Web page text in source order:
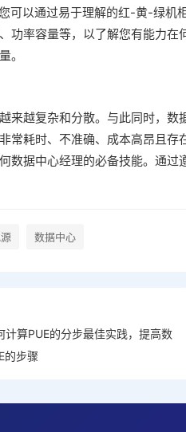
可以通过易于理解的红-黄-绿机
功率容量等，以了解您有能力
。
来越复杂和分散。与此同时，
常耗时、不准确、成本高昂且
数据中心经理的必备技能。通
数据中心
计算PUE的分步最佳实践，提高数
的步骤